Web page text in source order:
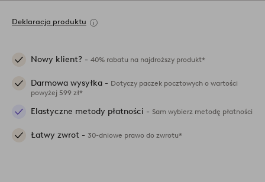
Deklaracja produktu
Nowy klient? - 40% rabatu na najdroższy produkt*
Darmowa wysyłka - Dotyczy paczek pocztowych o wartości
powyżej 599 zł*
Elastyczne metody płatności - Sam wybierz metodę płatności
Łatwy zwrot - 30-dniowe prawo do zwrotu*